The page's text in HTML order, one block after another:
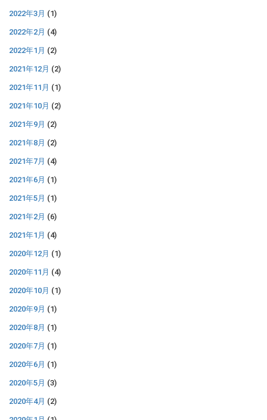
2022年3月 (1)
2022年2月 (4)
2022年1月 (2)
2021年12月 (2)
2021年11月 (1)
2021年10月 (2)
2021年9月 (2)
2021年8月 (2)
2021年7月 (4)
2021年6月 (1)
2021年5月 (1)
2021年2月 (6)
2021年1月 (4)
2020年12月 (1)
2020年11月 (4)
2020年10月 (1)
2020年9月 (1)
2020年8月 (1)
2020年7月 (1)
2020年6月 (1)
2020年5月 (3)
2020年4月 (2)